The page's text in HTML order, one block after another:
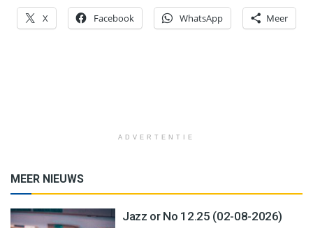
X Facebook WhatsApp Meer
ADVERTENTIE
MEER NIEUWS
Jazz or No 12.25 (02-08-2026)